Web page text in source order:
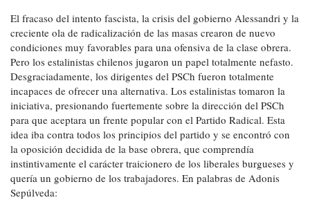
El fracaso del intento fascista, la crisis del gobierno Alessandri y la
creciente ola de radicalización de las masas crearon de nuevo
condiciones muy favorables para una ofensiva de la clase obrera.
Pero los estalinistas chilenos jugaron un papel totalmente nefasto.
Desgraciadamente, los dirigentes del PSCh fueron totalmente
incapaces de ofrecer una alternativa. Los estalinistas tomaron la
iniciativa, presionando fuertemente sobre la dirección del PSCh
para que aceptara un frente popular con el Partido Radical. Esta
idea iba contra todos los principios del partido y se encontró con
la oposición decidida de la base obrera, que comprendía
instintivamente el carácter traicionero de los liberales burgueses y
quería un gobierno de los trabajadores. En palabras de Adonis
Sepúlveda: